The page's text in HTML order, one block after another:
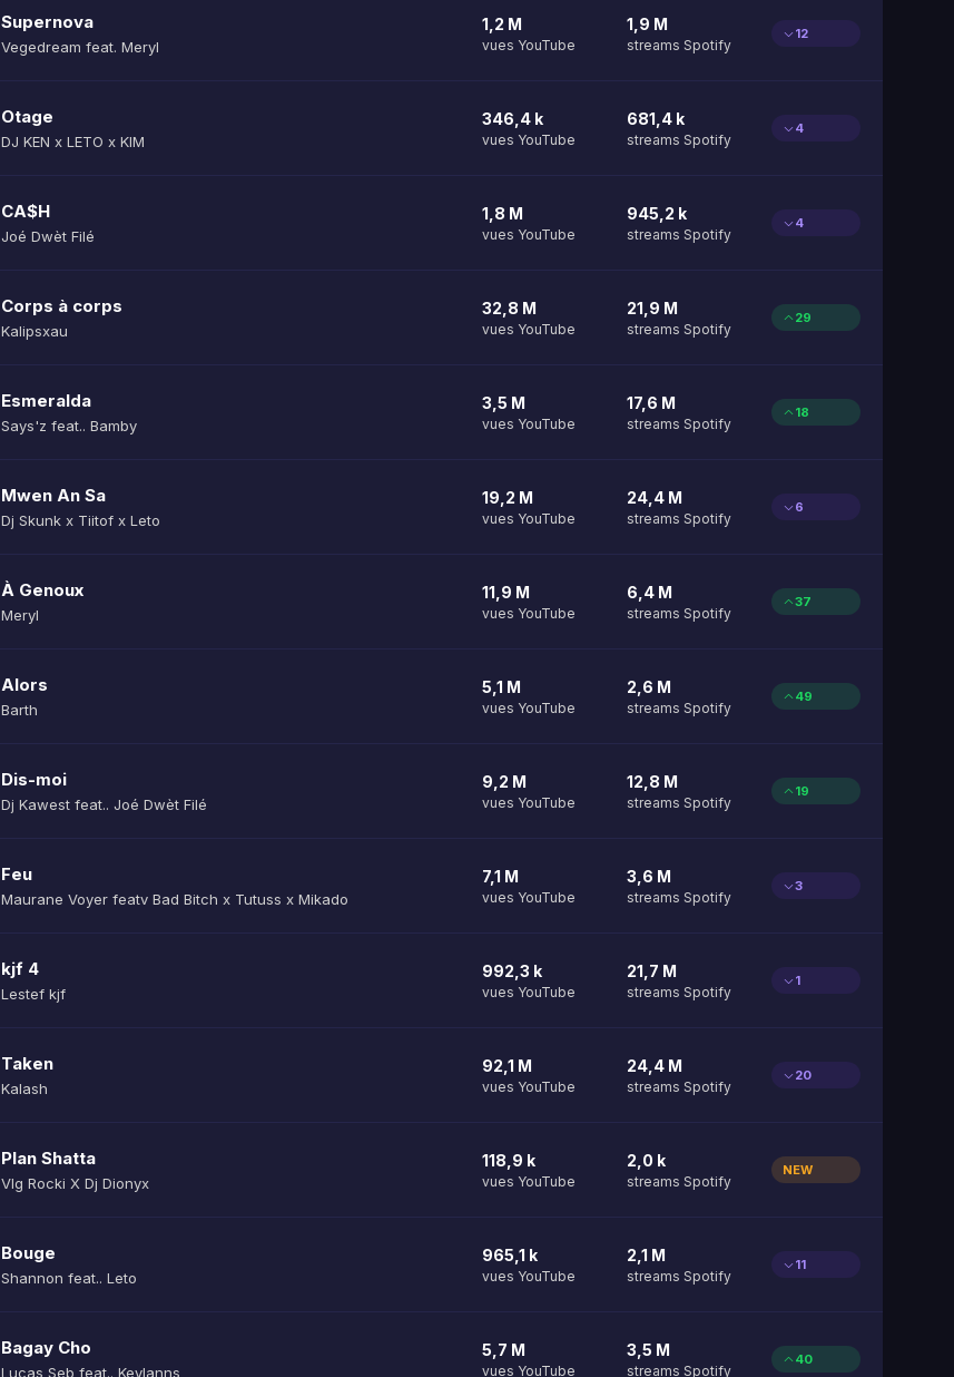
Supernova
Vegedream feat. Meryl
1,2 M
vues YouTube
1,9 M
streams Spotify
12
Otage
DJ KEN x LETO x KIM
346,4 k
vues YouTube
681,4 k
streams Spotify
4
CA$H
Joé Dwèt Filé
1,8 M
vues YouTube
945,2 k
streams Spotify
4
Corps à corps
Kalipsxau
32,8 M
vues YouTube
21,9 M
streams Spotify
29
Esmeralda
Says'z feat.. Bamby
3,5 M
vues YouTube
17,6 M
streams Spotify
18
Mwen An Sa
Dj Skunk x Tiitof x Leto
19,2 M
vues YouTube
24,4 M
streams Spotify
6
À Genoux
Meryl
11,9 M
vues YouTube
6,4 M
streams Spotify
37
Alors
Barth
5,1 M
vues YouTube
2,6 M
streams Spotify
49
Dis-moi
Dj Kawest feat.. Joé Dwèt Filé
9,2 M
vues YouTube
12,8 M
streams Spotify
19
Feu
Maurane Voyer featv Bad Bitch x Tutuss x Mikado
7,1 M
vues YouTube
3,6 M
streams Spotify
3
kjf 4
Lestef kjf
992,3 k
vues YouTube
21,7 M
streams Spotify
1
Taken
Kalash
92,1 M
vues YouTube
24,4 M
streams Spotify
20
Plan Shatta
Vlg Rocki X Dj Dionyx
118,9 k
vues YouTube
2,0 k
streams Spotify
NEW
Bouge
Shannon feat.. Leto
965,1 k
vues YouTube
2,1 M
streams Spotify
11
Bagay Cho
Lucas Seb feat.. Keylanns
5,7 M
vues YouTube
3,5 M
streams Spotify
40